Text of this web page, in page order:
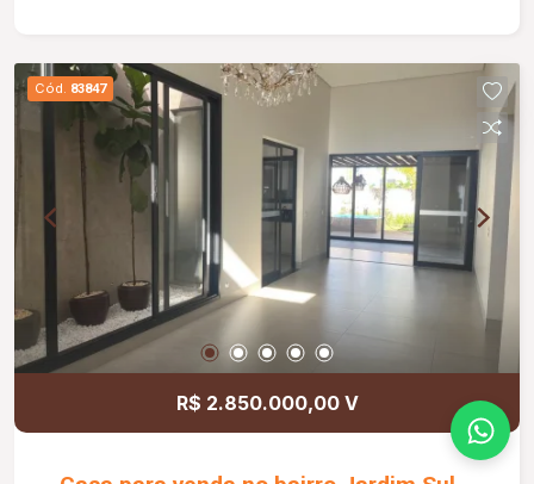
Cód. 83847
R$ 2.850.000,00 V